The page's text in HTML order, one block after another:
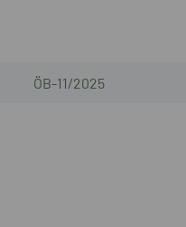
ÖB-11/2025